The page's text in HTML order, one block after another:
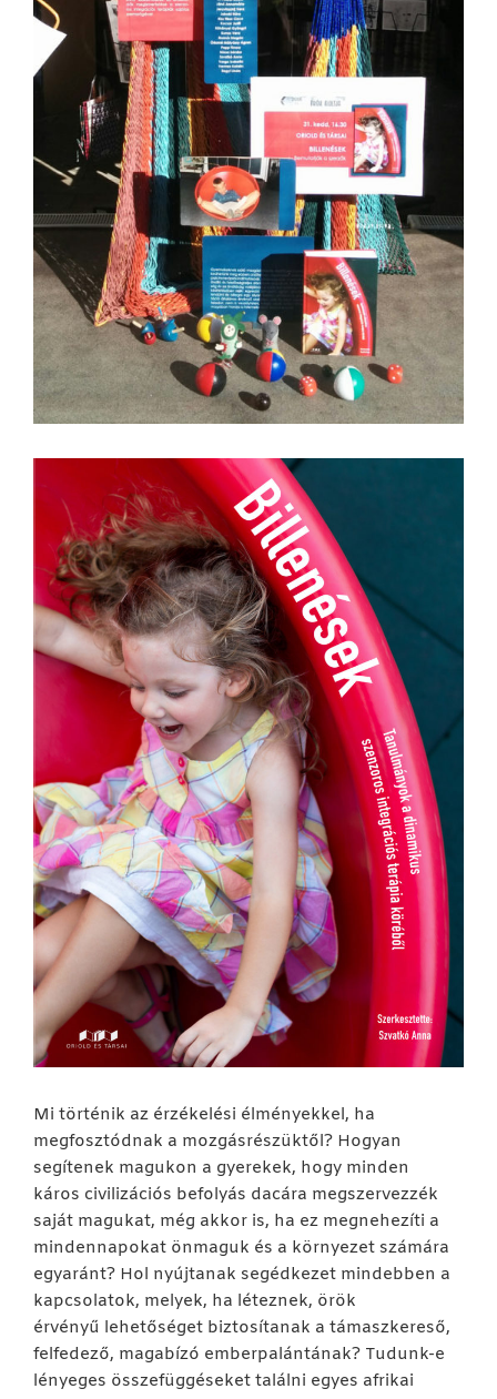
Mi történik az érzékelési élményekkel, ha
megfosztódnak a mozgásrészüktől? Hogyan
segítenek magukon a gyerekek, hogy minden
káros civilizációs befolyás dacára megszervezzék
saját magukat, még akkor is, ha ez megnehezíti a
mindennapokat önmaguk és a környezet számára
egyaránt? Hol nyújtanak segédkezet mindebben a
kapcsolatok, melyek, ha léteznek, örök
érvényű lehetőséget biztosítanak a támaszkereső,
felfedező, magabízó emberpalántának? Tudunk-e
lényeges összefüggéseket találni egyes afrikai